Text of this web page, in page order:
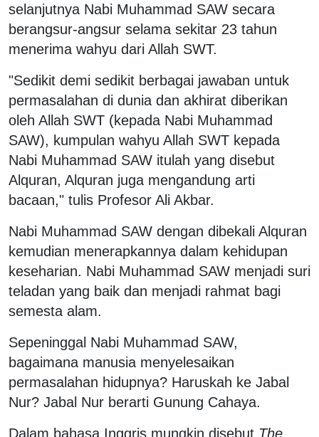
selanjutnya Nabi Muhammad SAW secara
berangsur-angsur selama sekitar 23 tahun
menerima wahyu dari Allah SWT.
"Sedikit demi sedikit berbagai jawaban untuk
permasalahan di dunia dan akhirat diberikan
oleh Allah SWT (kepada Nabi Muhammad
SAW), kumpulan wahyu Allah SWT kepada
Nabi Muhammad SAW itulah yang disebut
Alquran, Alquran juga mengandung arti
bacaan," tulis Profesor Ali Akbar.
Nabi Muhammad SAW dengan dibekali Alquran
kemudian menerapkannya dalam kehidupan
keseharian. Nabi Muhammad SAW menjadi suri
teladan yang baik dan menjadi rahmat bagi
semesta alam.
Sepeninggal Nabi Muhammad SAW,
bagaimana manusia menyelesaikan
permasalahan hidupnya? Haruskah ke Jabal
Nur? Jabal Nur berarti Gunung Cahaya.
Dalam bahasa Inggris mungkin disebut The